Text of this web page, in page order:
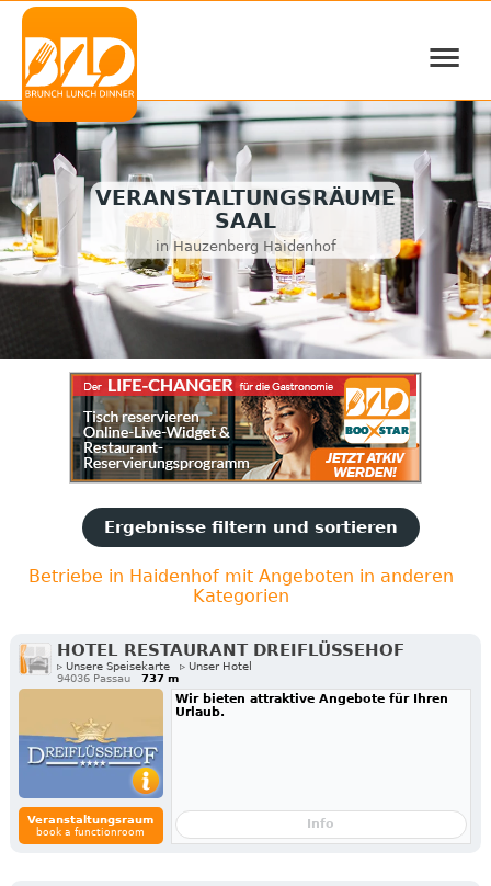
≡
VERANSTALTUNGSRÄUME
SAAL
in Hauzenberg Haidenhof
Ergebnisse filtern und sortieren
Betriebe in Haidenhof mit Angeboten in anderen
Kategorien
HOTEL RESTAURANT DREIFLÜSSEHOF
▹ Unsere Speisekarte
▹ Unser Hotel
94036 Passau
737 m
Veranstaltungsraum
book a functionroom
Wir bieten attraktive Angebote für Ihren
Urlaub.
Info